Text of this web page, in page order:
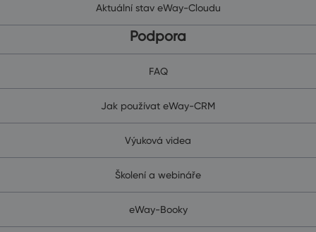
Aktuální stav eWay-Cloudu
Podpora
FAQ
Jak používat eWay-CRM
Výuková videa
Školení a webináře
eWay-Booky